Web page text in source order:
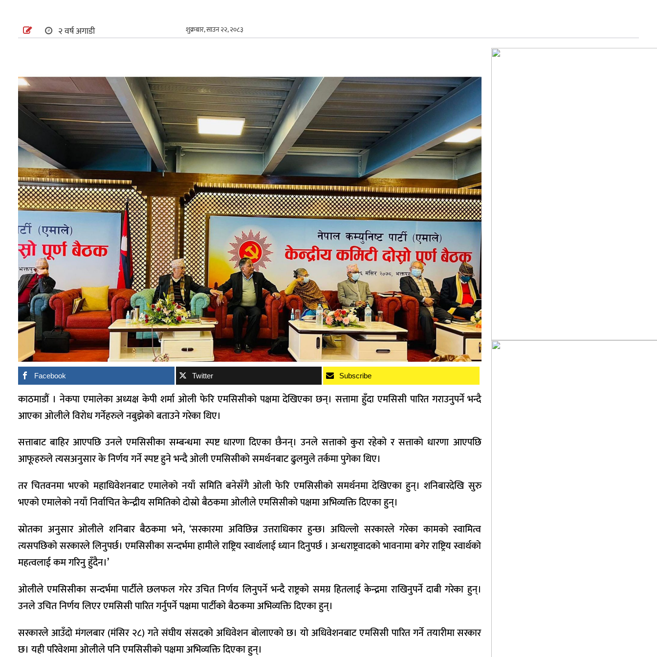
खेलकुद
२ वर्ष अगाडी शुक्रबार, साउन २२, २०८३
Facebook Twitter Subscribe
काठमाडौं । नेकपा एमालेका अध्यक्ष केपी शर्मा ओली फेरि एमसिसीको पक्षमा देखिएका छन्। सत्तामा हुँदा एमसिसी पारित गराउनुपर्ने भन्दै
आएका ओलीले विरोध गर्नेहरुले नबुझेको बताउने गरेका थिए।
सत्ताबाट बाहिर आएपछि उनले एमसिसीका सम्बन्धमा स्पष्ट धारणा दिएका छैनन्। उनले सत्ताको कुरा रहेको र सत्ताको धारणा आएपछि
आफूहरुले त्यसअनुसार के निर्णय गर्ने स्पष्ट हुने भन्दै ओली एमसिसीको समर्थनबाट ढुलमुले तर्कमा पुगेका थिए।
तर चितवनमा भएको महाधिवेशनबाट एमालेको नयाँ समिति बनेसँगै ओली फेरि एमसिसीको समर्थनमा देखिएका हुन्। शनिबारदेखि सुरु
भएको एमालेको नयाँ निर्वाचित केन्द्रीय समितिको दोस्रो बैठकमा ओलीले एमसिसीको पक्षमा अभिव्यक्ति दिएका हुन्।
स्रोतका अनुसार ओलीले शनिबार बैठकमा भने, ‘सरकारमा अविछिन्न उत्तराधिकार हुन्छ। अघिल्लो सरकारले गरेका कामको स्वामित्व
त्यसपछिको सरकारले लिनुपर्छ। एमसिसीका सन्दर्भमा हामीले राष्ट्रिय स्वार्थलाई ध्यान दिनुपर्छ । अन्धराष्ट्रवादको भावनामा बगेर राष्ट्रिय स्वार्थको
महत्वलाई कम गरिनु हुँदैन।’
ओलीले एमसिसीका सन्दर्भमा पार्टीले छलफल गरेर उचित निर्णय लिनुपर्ने भन्दै राष्ट्रको समग्र हितलाई केन्द्रमा राखिनुपर्ने दाबी गरेका हुन्।
उनले उचित निर्णय लिएर एमसिसी पारित गर्नुपर्ने पक्षमा पार्टीको बैठकमा अभिव्यक्ति दिएका हुन्।
सरकारले आउँदो मंगलबार (मंसिर २८) गते संघीय संसदको अधिवेशन बोलाएको छ। यो अधिवेशनबाट एमसिसी पारित गर्ने तयारीमा सरकार
छ। यही परिवेशमा ओलीले पनि एमसिसीको पक्षमा अभिव्यक्ति दिएका हुन्।